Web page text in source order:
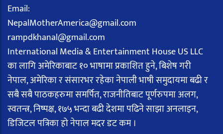
Email:
NepalMotherAmerica@gmail.com
rampdkhanal@gmail.com
International Media & Entertainment House US LLC
का लागि अमेरिकाबाट १० भाषामा प्रकाशित हुने, बिशेष गरी
नेपाल, अमेरिका र संसारभर रहेका नेपाली भाषी समुदायमा बढी र
सबै सबै पाठकहरुमा समर्पित, राजनीतिबाट पूर्णरुपमा अलग,
स्वतन्त्र, निष्पक्ष, १७५ भन्दा बढी देशमा पढिने साझा अनलाइन,
डिजिटल पत्रिका हो नेपाल मदर डट कम ।